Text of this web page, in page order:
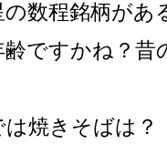
の数程銘柄があ
齢ですかね？昔
は焼きそばは？